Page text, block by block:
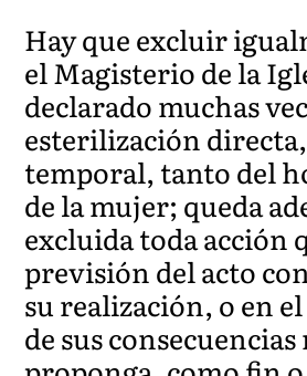
Hay que excluir
el Magisterio de la
declarado muchas
esterilización
temporal, tanto del
de la mujer; queda
excluida toda acción
previsión del acto
su realización, o en
de sus